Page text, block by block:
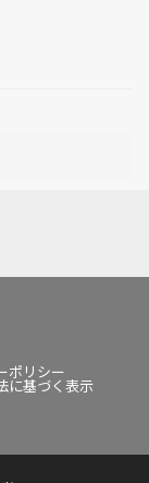
ポリシー
に基づく表示